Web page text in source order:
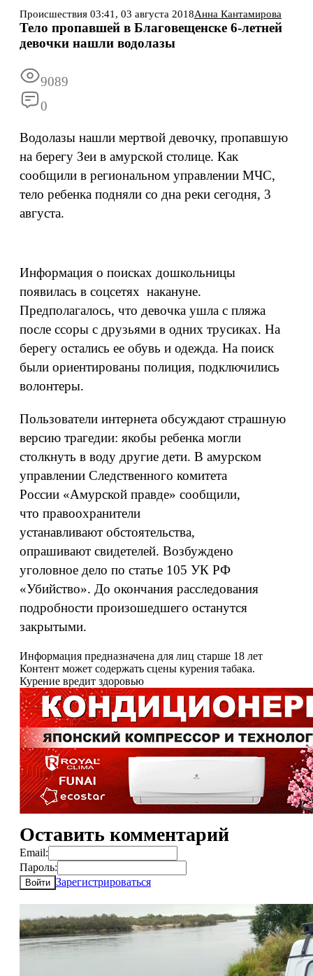
Информация Реклама
Происшествия 03:41, 03 августа 2018Анна Кантамирова
Тело пропавшей в Благовещенске 6-летней
девочки нашли водолазы
9089
0
Водолазы нашли мертвой девочку, пропавшую
на берегу Зеи в амурской столице. Как
сообщили в региональном управлении МЧС,
тело ребенка подняли со дна реки сегодня, 3
августа.
Информация о поисках дошкольницы
появилась в соцсетях накануне.
Предполагалось, что девочка ушла с пляжа
после ссоры с друзьями в одних трусиках. На
берегу остались ее обувь и одежда. На поиск
были ориентированы полиция, подключились
волонтеры.
Пользователи интернета обсуждают страшную
версию трагедии: якобы ребенка могли
столкнуть в воду другие дети. В амурском
управлении Следственного комитета
России «Амурской правде» сообщили,
что правоохранители
устанавливают обстоятельства,
опрашивают свидетелей. Возбуждено
уголовное дело по статье 105 УК РФ
«Убийство». До окончания расследования
подробности произошедшего останутся
закрытыми.
Информация предназначена для лиц старше 18 лет
Контент может содержать сцены курения табака.
Курение вредит здоровью
Оставить комментарий
Email:
Пароль:
Войти Зарегистрироваться